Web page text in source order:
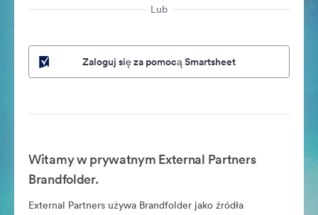
Lub
Zaloguj się za pomocą Smartsheet
Witamy w prywatnym External Partners
Brandfolder.
External Partners używa Brandfolder jako źródła